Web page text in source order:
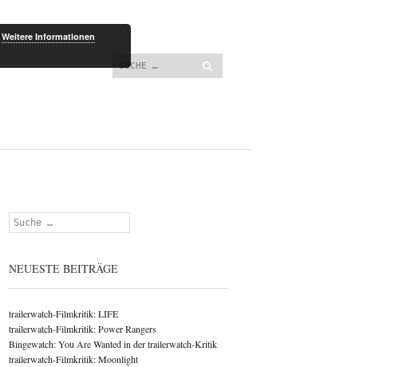
Suchen
Menü
Zum Inhalt springen
Suchen
NEUESTE BEITRÄGE
trailerwatch-Filmkritik: LIFE
trailerwatch-Filmkritik: Power Rangers
Bingewatch: You Are Wanted in der trailerwatch-Kritik
trailerwatch-Filmkritik: Moonlight
Weitere Informationen